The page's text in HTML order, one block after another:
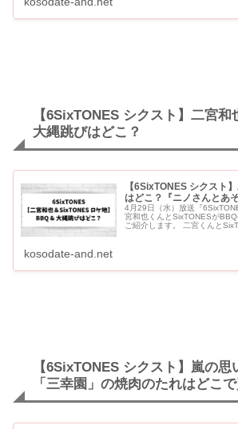
【6SixTONES シクスト】二宮和
大縄跳びはどこ？
【6SixTONES シクスト
はどこ？『ニノさんとあ
4月29日（水）放送『
宮和也くんとSixTONESが
ご紹介します。 二宮くんとSixTONESがBBQをしたのは
kosodate-and.net
【6SixTONES シクスト】嵐の
「三幸園」の焼肉のたれはどこ